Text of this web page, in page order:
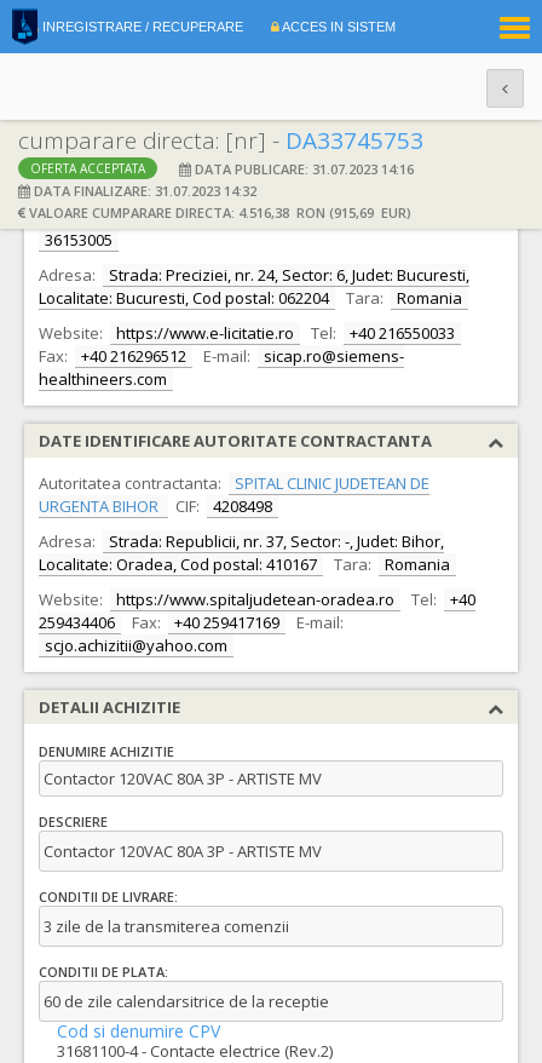
INREGISTRARE / RECUPERARE ACCES IN SISTEM
cumparare directa: [nr] - DA33745753
OFERTA ACCEPTATA
DATA PUBLICARE: 31.07.2023 14:16
DATA FINALIZARE: 31.07.2023 14:32
VALOARE CUMPARARE DIRECTA: 4.516,38 RON (915,69 EUR)
DATE IDENTIFICARE OFERTANT
Ofertant: S.C. SIEMENS HEALTHCARE SRL S.R.L.
CIF:
36153005
Adresa:
Strada: Preciziei, nr. 24, Sector: 6, Judet: Bucuresti,
Localitate: Bucuresti, Cod postal: 062204
Tara:
Romania
Website:
https://www.e-licitatie.ro Tel:
+40 216550033
Fax:
+40 216296512 E-mail:
sicap.ro@siemens-
healthineers.com
DATE IDENTIFICARE AUTORITATE CONTRACTANTA
Autoritatea contractanta:
SPITAL CLINIC JUDETEAN DE
URGENTA BIHOR
CIF:
4208498
Adresa:
Strada: Republicii, nr. 37, Sector: -, Judet: Bihor,
Localitate: Oradea, Cod postal: 410167
Tara:
Romania
Website:
https://www.spitaljudetean-oradea.ro Tel:
+40
259434406
Fax: +40 259417169
E-mail:
scjo.achizitii@yahoo.com
DETALII ACHIZITIE
DENUMIRE ACHIZITIE
Contactor 120VAC 80A 3P - ARTISTE MV
DESCRIERE
Contactor 120VAC 80A 3P - ARTISTE MV
CONDITII DE LIVRARE:
3 zile de la transmiterea comenzii
CONDITII DE PLATA:
60 de zile calendarsitrice de la receptie
Cod si denumire CPV
31681100-4 - Contacte electrice (Rev.2)